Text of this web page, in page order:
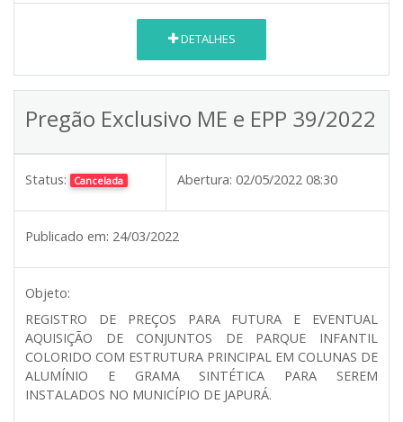
DETALHES
Pregão Exclusivo ME e EPP 39/2022
Status: Cancelada Abertura: 02/05/2022 08:30
Publicado em: 24/03/2022
Objeto:
REGISTRO DE PREÇOS PARA FUTURA E EVENTUAL
AQUISIÇÃO DE CONJUNTOS DE PARQUE INFANTIL
COLORIDO COM ESTRUTURA PRINCIPAL EM COLUNAS DE
ALUMÍNIO E GRAMA SINTÉTICA PARA SEREM
INSTALADOS NO MUNICÍPIO DE JAPURÁ.